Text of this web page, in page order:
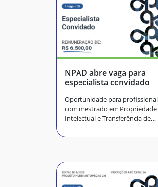
NPAD abre vaga para
especialista convidado
Oportunidade para profissional
com mestrado em Propriedade
Intelectual e Transferência de